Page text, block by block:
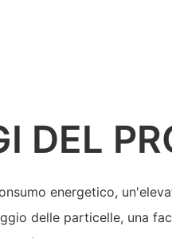
DEL
energetico,
delle particelle, una